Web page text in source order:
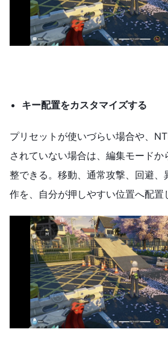
キー配置をカスタマイズする
プリセットが使いづらい場合や、
されていない場合は、編集モード
整できる。移動、通常攻撃、回避、
作を、自分が押しやすい位置へ配置